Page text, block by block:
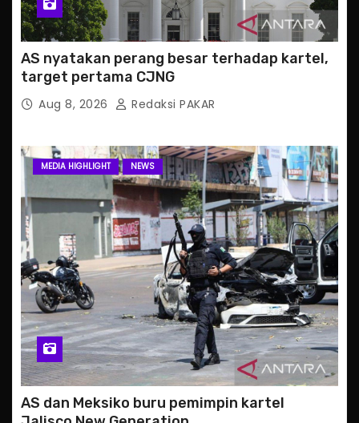
AS nyatakan perang besar terhadap kartel,
target pertama CJNG
Aug 8, 2026 Redaksi PAKAR
MEDIA HIGHLIGHT NEWS
AS dan Meksiko buru pemimpin kartel